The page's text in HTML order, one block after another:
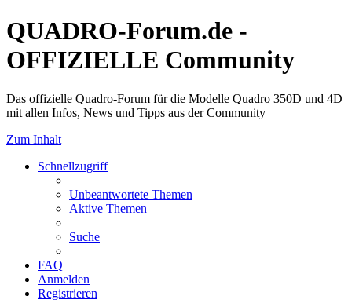
QUADRO-Forum.de -
OFFIZIELLE Community
Das offizielle Quadro-Forum für die Modelle Quadro 350D und 4D
mit allen Infos, News und Tipps aus der Community
Zum Inhalt
Schnellzugriff
Unbeantwortete Themen
Aktive Themen
Suche
FAQ
Anmelden
Registrieren